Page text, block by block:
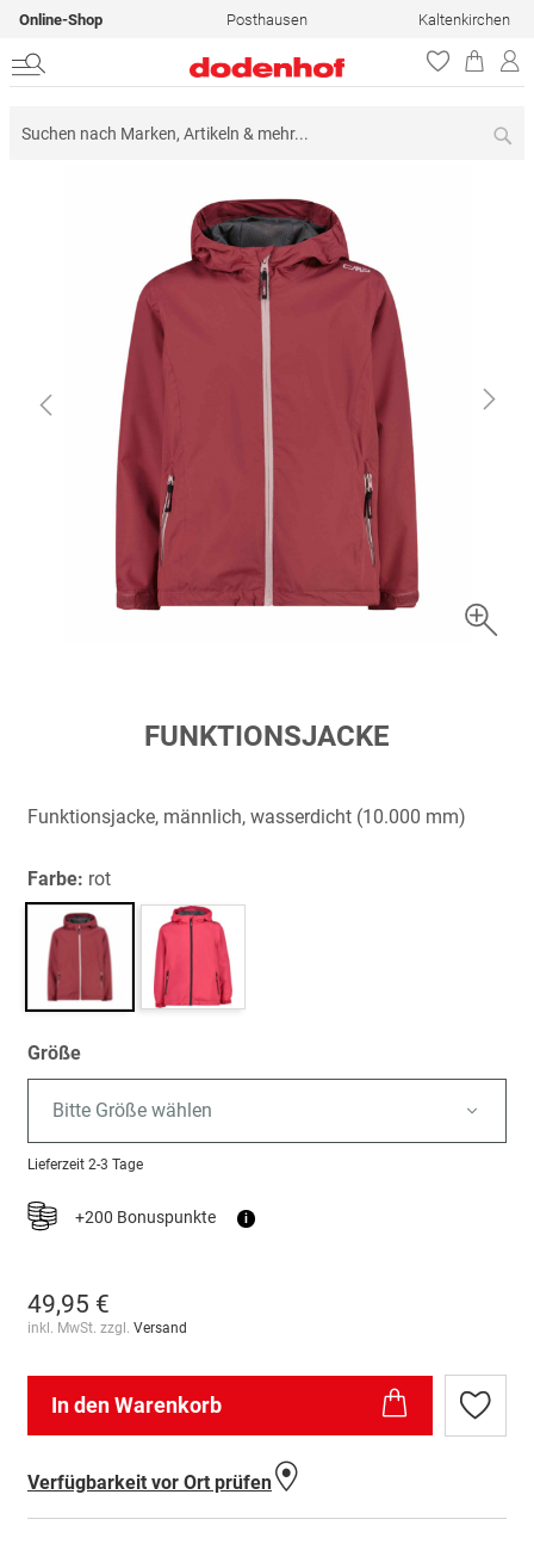
Online-Shop Posthausen Kaltenkirchen
springen
FUNKTIONSJACKE
Funktionsjacke, männlich, wasserdicht (10.000 mm)
Farbe: rot
Größe
Bitte Größe wählen
Lieferzeit 2-3 Tage
+200 Bonuspunkte i
49,95 €
inkl. MwSt. zzgl. Versand
In den Warenkorb
Zur
Verfügbarkeit vor Ort prüfen